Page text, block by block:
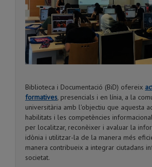
Biblioteca i Documentació (BiD) ofereix
formatives, presencials i en línia, a la
universitària amb l'objectiu que aquesta
habilitats i les competències
per localitzar, reconèixer i avaluar la
idònia i utilitzar-la de la manera més
manera contribueix a integrar ciutadans
societat.